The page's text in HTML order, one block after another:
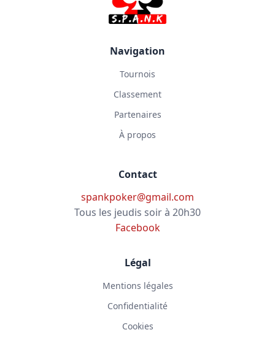
Navigation
Tournois
Classement
Partenaires
À propos
Contact
spankpoker@gmail.com
Tous les jeudis soir à 20h30
Facebook
Légal
Mentions légales
Confidentialité
Cookies